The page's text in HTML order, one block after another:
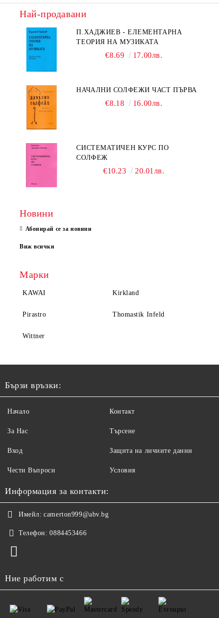
Най-продавани
П.ХАДЖИЕВ - ЕЛЕМЕНТАРНА
ТЕОРИЯ НА МУЗИКАТА
€8.69 17.00лв.
НАЧАЛНИ СОЛФЕЖИ ЧАСТ ПЪРВА
€8.18 16.00лв.
СИСТЕМАТИЧЕН КУРС ПО
СОЛФЕЖ
€10.23 20.01лв.
Новини
Абонирай се за новини
Виж всички
Марки
KAWAI Kirkland
Pirastro Thomastik Infeld
Wittner
Бързи връзки:
Начало
За Нас
Вход
Чести Въпроси
Контакт
Търсене
Защита на личните данни
Условия
Информация за контакти:
Имейл: camerton999@abv.bg
Телефон: 0884453466
Ние работим с